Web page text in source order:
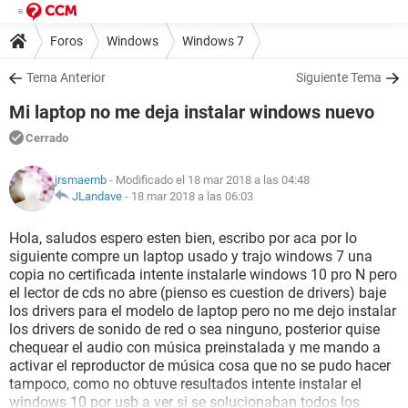
Foros Windows Windows 7
Tema Anterior Siguiente Tema
Mi laptop no me deja instalar windows nuevo
Cerrado
jrsmaemb - Modificado el 18 mar 2018 a las 04:48
JLandave - 18 mar 2018 a las 06:03
Hola, saludos espero esten bien, escribo por aca por lo
siguiente compre un laptop usado y trajo windows 7 una
copia no certificada intente instalarle windows 10 pro N pero
el lector de cds no abre (pienso es cuestion de drivers) baje
los drivers para el modelo de laptop pero no me dejo instalar
los drivers de sonido de red o sea ninguno, posterior quise
chequear el audio con música preinstalada y me mando a
activar el reproductor de música cosa que no se pudo hacer
tampoco, como no obtuve resultados intente instalar el
windows 10 por usb a ver si se solucionaban todos los